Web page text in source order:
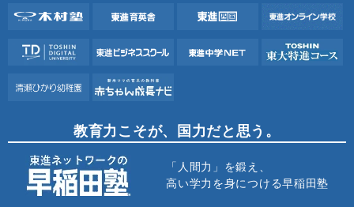
教育力こそが、国力だと思う。
「人間力」を鍛え、
高い学力を身につける早稲田塾